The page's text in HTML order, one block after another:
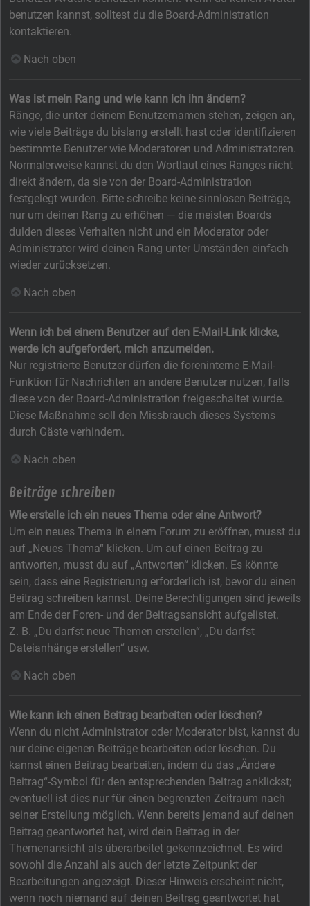
benutzen kannst, solltest du die Board-Administration
kontaktieren.
Nach oben
Was ist mein Rang und wie kann ich ihn ändern?
Ränge, die unter deinem Benutzernamen stehen, zeigen an,
wie viele Beiträge du bislang erstellt hast oder identifizieren
bestimmte Benutzer wie Moderatoren und Administratoren.
Normalerweise kannst du den Wortlaut eines Ranges nicht
direkt ändern, da sie von der Board-Administration
festgelegt wurden. Bitte schreibe keine sinnlosen Beiträge,
nur um deinen Rang zu erhöhen — die meisten Boards
dulden dieses Verhalten nicht und ein Moderator oder
Administrator wird deinen Rang unter Umständen einfach
wieder zurücksetzen.
Nach oben
Wenn ich bei einem Benutzer auf den E-Mail-Link klicke,
werde ich aufgefordert, mich anzumelden.
Nur registrierte Benutzer dürfen die foreninterne E-Mail-
Funktion für Nachrichten an andere Benutzer nutzen, falls
diese von der Board-Administration freigeschaltet wurde.
Diese Maßnahme soll den Missbrauch dieses Systems
durch Gäste verhindern.
Nach oben
Beiträge schreiben
Wie erstelle ich ein neues Thema oder eine Antwort?
Um ein neues Thema in einem Forum zu eröffnen, musst du
auf „Neues Thema“ klicken. Um auf einen Beitrag zu
antworten, musst du auf „Antworten“ klicken. Es könnte
sein, dass eine Registrierung erforderlich ist, bevor du einen
Beitrag schreiben kannst. Deine Berechtigungen sind jeweils
am Ende der Foren- und der Beitragsansicht aufgelistet.
Z. B. „Du darfst neue Themen erstellen“, „Du darfst
Dateianhänge erstellen“ usw.
Nach oben
Wie kann ich einen Beitrag bearbeiten oder löschen?
Wenn du nicht Administrator oder Moderator bist, kannst du
nur deine eigenen Beiträge bearbeiten oder löschen. Du
kannst einen Beitrag bearbeiten, indem du das „Ändere
Beitrag“-Symbol für den entsprechenden Beitrag anklickst;
eventuell ist dies nur für einen begrenzten Zeitraum nach
seiner Erstellung möglich. Wenn bereits jemand auf deinen
Beitrag geantwortet hat, wird dein Beitrag in der
Themenansicht als überarbeitet gekennzeichnet. Es wird
sowohl die Anzahl als auch der letzte Zeitpunkt der
Bearbeitungen angezeigt. Dieser Hinweis erscheint nicht,
wenn noch niemand auf deinen Beitrag geantwortet hat